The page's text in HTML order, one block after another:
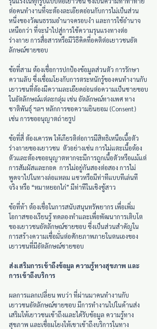
ต่อคนทำงานที่จะต้องละเอียดอ่อนกับการไม่เป็นส่วน
หนึ่งของวัฒนธรรมอำนาจครอบงำ และการใช้อำนาจ
เหนือกว่า ที่จะนำไปสู่การใช้ความรุนแรงทางต่อ
ร่างกาย การสื่อสารหรือมีวิธีคิดที่อคติต่อเยาวชนอัต
ลักษณ์ชายขอบ
ข้อที่สาม ต้องเชื่อการปกป้องข้อมูลส่วนตัว การรักษา
ความลับ ซึ่งเชื่อมโยงกับการตระหนักรู้ของคนทำงานกับ
เยาวชนที่ต้องมีความละเอียดอ่อนต่อความเป็นชายขอบ
ในอัตลักษณ์แต่ละกลุ่ม เช่น อัตลักษณ์ทางเพศ ทาง
ชาติพันธุ์ ฯลฯ หลักการขอความยินยอม (Consent)
เช่น การขออนุญาตถ่ายรูป
ข้อที่สี่ ต้องเคารพ ให้เกียรติต่อการมีสิทธิเหนือเนื้อตัว
ร่างกายของเยาวชน  ตัวอย่างเช่น การไม่แตะเนื้อต้อง
ตัวและต้องขออนุญาตหากจะมีการถูกเนื้อตัวหรือแม้แต่
การสัมผัสและกอด  การไม่อยู่กันสองต่อสอง การไม่
พูดจาไปในทางล่อแหลม แซวหรือมีท่าทีแบบทีเล่นที
จริง หรือ “หมาหยอกไก่” มีท่าทีในเชิงชู้สาว
ข้อที่ห้า ต้องเชื่อในการสนับสนุนทรัพยากร เพื่อเพิ่ม
โอกาสของเรียนรู้ ทดลองทำและเพื่อพัฒนาการเติบโต
ของเยาวชนอัตลักษณ์ชายขอบ ซึ่งเป็นส่วนสำคัญใน
การสร้างความเชื่อมั่นต่อศักยภาพภายในตนเองของ
เยาวชนที่มีอัตลักษณ์ชายขอบ
ส่งเสริมการเข้าถึงข้อมูล ความรู้ทางสุขภาพ และ
การเข้าถึงบริการ
ผลการแลกเปลี่ยน พบว่า ที่ผ่านมาคนทำงานกับ
เยาวชนอัตลักษณ์ชายขอบ มีการทำงานไปในด้านส่ง
เสริมให้เยาวชนเข้าถึงและได้รับข้อมูล ความรู้ทาง
สุขภาพ และเชื่อมโยงให้เขาเข้าถึงบริการในทาง